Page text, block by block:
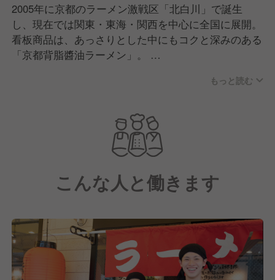
2005年に京都のラーメン激戦区「北白川」で誕生
し、現在では関東・東海・関西を中心に全国に展開。
看板商品は、あっさりとした中にもコクと深みのある
「京都背脂醬油ラーメン」。
か懐かしいラーメンとして支持をいただいています。
おり、お子さま連れのお客様にも心地よくご利用いた
だける店舗づくりを行っています。
もっと読む
こんな人と働きます